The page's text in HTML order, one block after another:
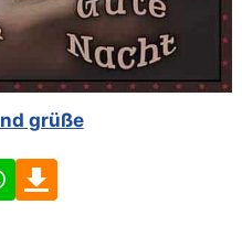
grüße
WhatsApp